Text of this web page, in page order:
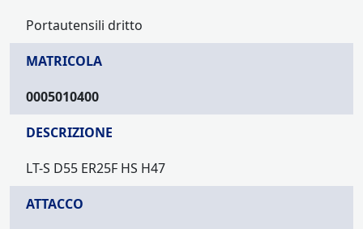
Portautensili dritto
MATRICOLA
0005010400
DESCRIZIONE
LT-S D55 ER25F HS H47
ATTACCO